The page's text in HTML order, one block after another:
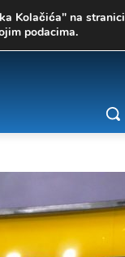
Kolačića" na stranici
podacima.